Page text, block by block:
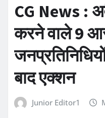
CG News :
करने वाले 9
बाद एक्शन
Junior Editor1